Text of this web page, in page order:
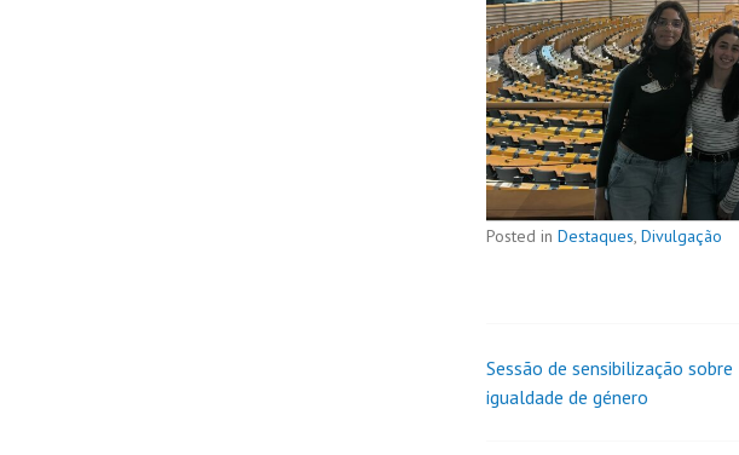
Posted in Destaques, Divulgação
Sessão de sensibilização sobre
igualdade de género